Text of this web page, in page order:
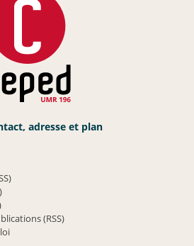
adresse et plan
(RSS)